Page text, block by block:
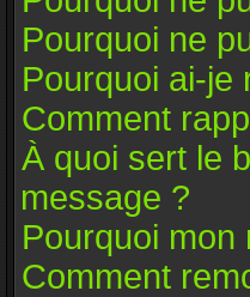
Pourquoi ne
Pourquoi ai-je
Comment
À quoi sert le
message ?
Pourquoi mon
Comment